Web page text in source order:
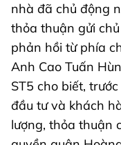
nhà đã chủ động
thỏa thuận gửi
phản hồi từ phía
Anh Cao Tuấn
ST5 cho biết,
đầu tư và khách
lượng, thỏa thuận